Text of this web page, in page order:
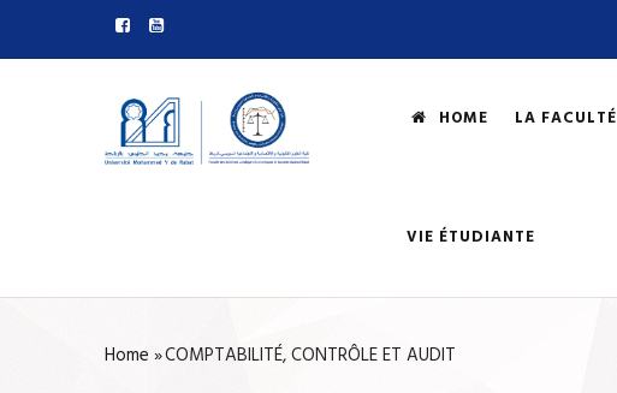
NAVIGATION
HOME LA FACULTÉ
VIE ÉTUDIANTE
BREADCRUMB
Home »COMPTABILITÉ, CONTRÔLE ET AUDIT